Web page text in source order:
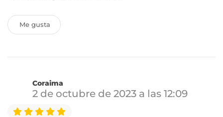
Me gusta
Coraima
2 de octubre de 2023 a las 12:09